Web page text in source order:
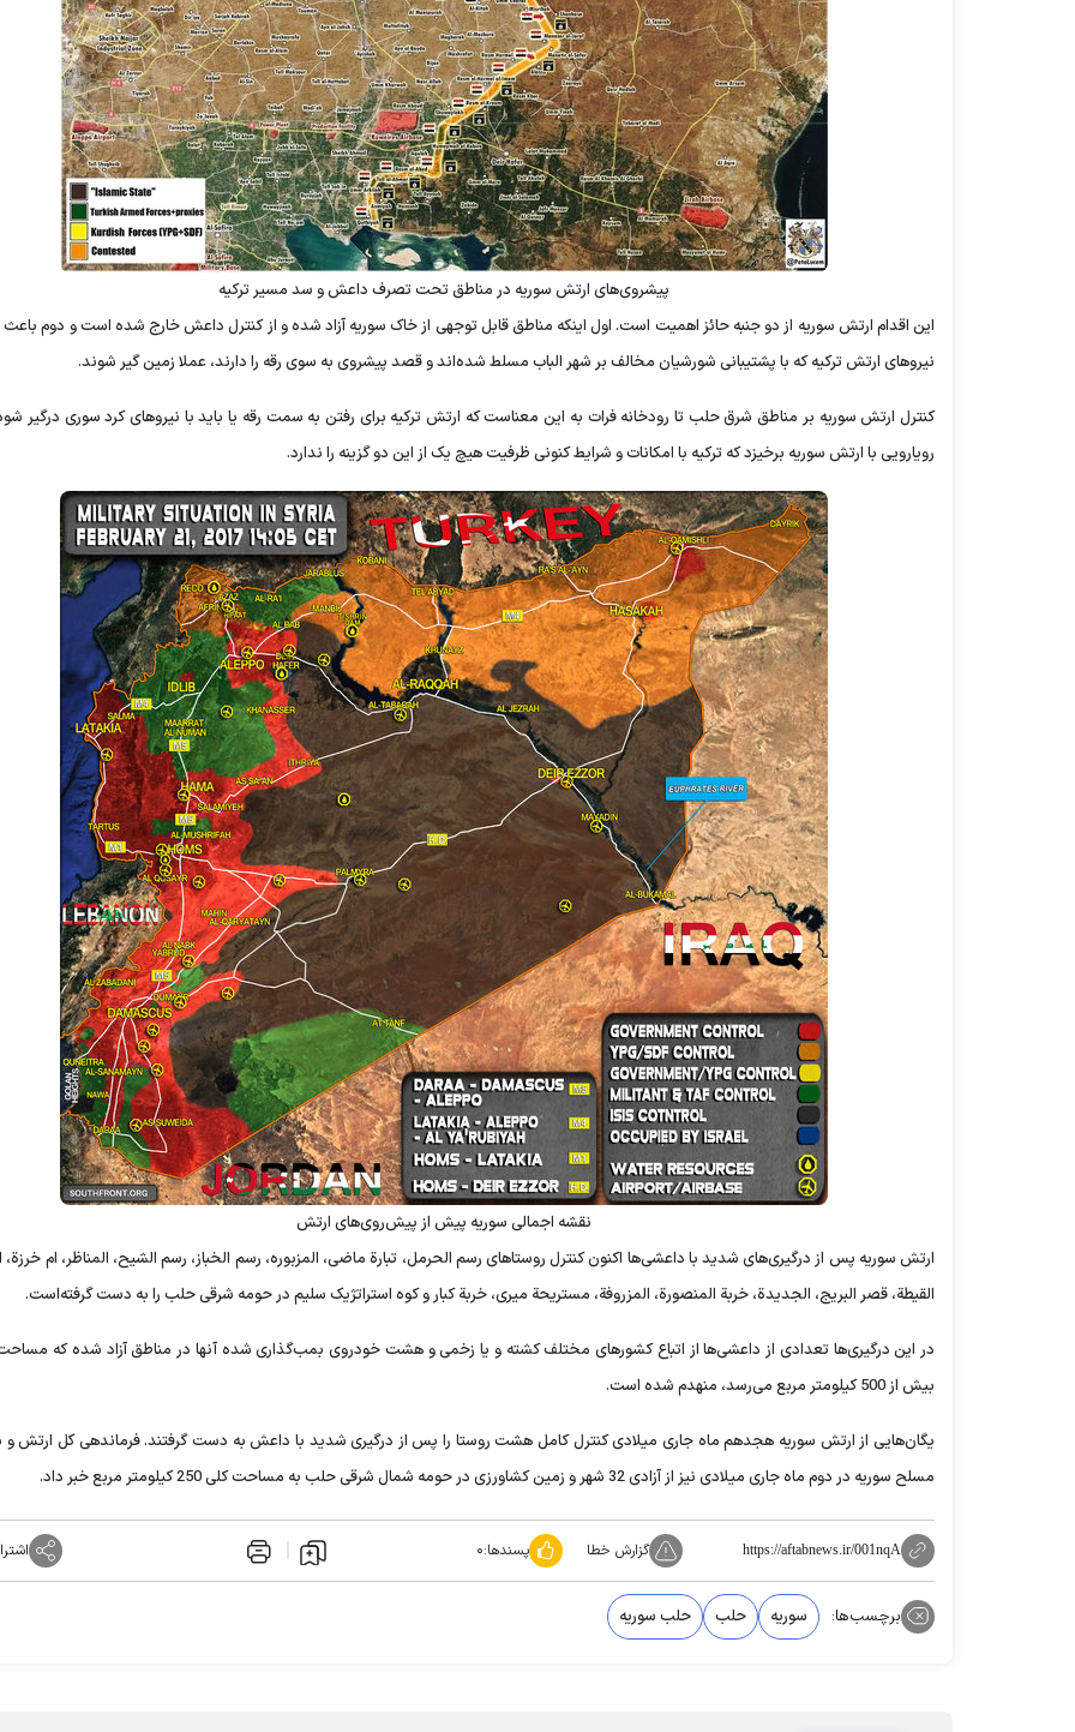
پیشروی‌های ارتش سوریه در مناطق تحت تصرف داعش و سد مسیر ترکیه
این اقدام ارتش سوریه از دو جنبه حائز اهمیت است. اول اینکه مناطق قابل توجهی از خاک سوریه آزاد شده و از کنترل داعش خارج شده است و دوم
نیروهای ارتش ترکیه که با پشتیبانی شورشیان مخالف بر شهر الباب مسلط شده‌اند و قصد پیشروی به سوی رقه را دارند، عملا زمین گیر شوند.
کنترل ارتش سوریه بر مناطق شرق حلب تا رودخانه فرات به این معناست که ارتش ترکیه برای رفتن به سمت رقه یا باید با نیروهای کرد سوری درگیر
رویارویی با ارتش سوریه برخیزد که ترکیه با امکانات و شرایط کنونی ظرفیت هیچ یک از این دو گزینه را ندارد.
نقشه اجمالی سوریه پیش از پیش‌روی‌های ارتش
ارتش سوریه پس از درگیری‌های شدید با داعشی‌ها اکنون کنترل روستاهای رسم الحرمل، تبارة ماضی، المزبوره، رسم الخباز، رسم الشیح،‌ المناظر، ام خرزة،‌
القیطة، قصر البریج، الجدیدة، خربة ‌المنصورة، المزروفة، مستریحة‌ میری، خربة‌ کبار و کوه استراتژیک سلیم در حومه شرقی حلب را به دست گرفته‌است.
در این درگیری‌ها تعدادی از داعشی‌ها از اتباع کشورهای مختلف کشته و یا زخمی و هشت خودروی بمب‌گذاری شده آنها در مناطق آزاد شده که مساحت
بیش از 500 کیلومتر مربع می‌رسد، منهدم شده است.
یگان‌هایی از ارتش سوریه هجدهم ماه جاری میلادی کنترل کامل هشت روستا را پس از درگیری شدید با داعش به دست گرفتند. فرماندهی کل ارتش و
مسلح سوریه در دوم ماه جاری میلادی نیز از آزادی 32 شهر و زمین کشاورزی در حومه شمال شرقی حلب به مساحت کلی 250 کیلومتر مربع خبر داد.
https://aftabnews.ir/001nqA گزارش خطا پسندها:۰
برچسب‌ها: سوریه حلب حلب سوریه